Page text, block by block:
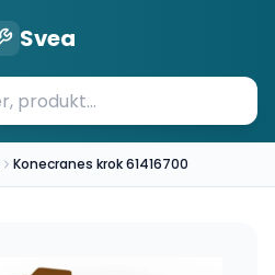
Svea
Konecranes krok 61416700